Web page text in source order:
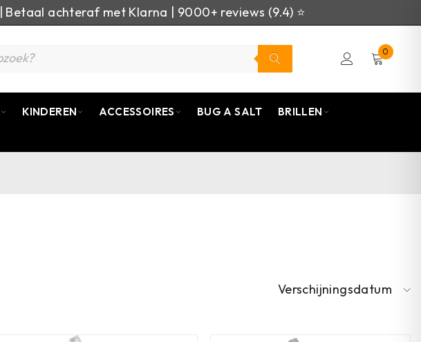
achteraf met Klarna | 9000+ reviews (9.4) ⭐
0
KINDEREN ACCESSOIRES BUG A SALT
BRILLEN
Verschijningsdatum